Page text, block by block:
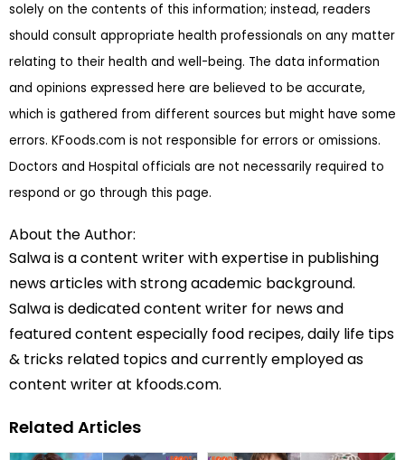
solely on the contents of this information; instead, readers
should consult appropriate health professionals on any matter
relating to their health and well-being. The data information
and opinions expressed here are believed to be accurate,
which is gathered from different sources but might have some
errors. KFoods.com is not responsible for errors or omissions.
Doctors and Hospital officials are not necessarily required to
respond or go through this page.
About the Author:
Salwa is a content writer with expertise in publishing
news articles with strong academic background.
Salwa is dedicated content writer for news and
featured content especially food recipes, daily life tips
& tricks related topics and currently employed as
content writer at kfoods.com.
Related Articles